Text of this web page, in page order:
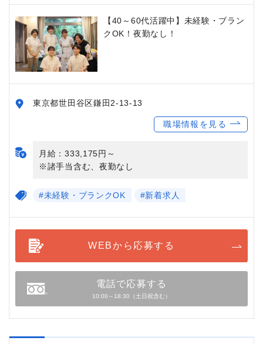
【40～60代活躍中】未経験・ブラン
クOK！夜勤なし！
東京都世田谷区鎌田2-13-13
職場情報を見る
月給：333,175円～
※諸手当含む、夜勤なし
#未経験・ブランクOK #新着求人
WEBから応募する
電話で応募する
10:00～18:30（土日祝含む）